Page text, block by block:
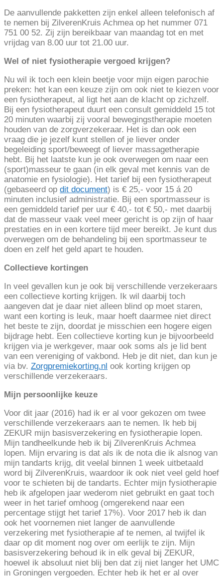
De aanvullende pakketten zijn enkel alleen telefonisch af
te nemen bij ZilverenKruis Achmea op het nummer 071
751 00 52. Zij zijn bereikbaar van maandag tot en met
vrijdag van 8.00 uur tot 21.00 uur.
Wel of niet fysiotherapie vergoed krijgen?
Nu wil ik toch een klein beetje voor mijn eigen parochie
preken: het kan een keuze zijn om ook niet te kiezen voor
een fysiotherapeut, al ligt het aan de klacht op zichzelf.
Bij een fysiotherapeut duurt een consult gemiddeld 15 tot
20 minuten waarbij zij vooral bewegingstherapie moeten
houden van de zorgverzekeraar. Het is dan ook een
vraag die je jezelf kunt stellen of je liever onder
begeleiding sport/beweegt of liever massagetherapie
hebt. Bij het laatste kun je ook overwegen om naar een
(sport)masseur te gaan (in elk geval met kennis van de
anatomie en fysiologie). Het tarief bij een fysiotherapeut
(gebaseerd op dit document) is € 25,- voor 15 á 20
minuten inclusief administratie. Bij een sportmasseur is
een gemiddeld tarief per uur € 40,- tot € 50,- met daarbij
dat de masseur vaak veel meer gericht is op zijn of haar
prestaties en in een kortere tijd meer bereikt. Je kunt dus
overwegen om de behandeling bij een sportmasseur te
doen en zelf het geld apart te houden.
Collectieve kortingen
In veel gevallen kun je ook bij verschillende verzekeraars
een collectieve korting krijgen. Ik wil daarbij toch
aangeven dat je daar niet alleen blind op moet staren,
want een korting is leuk, maar hoeft daarmee niet direct
het beste te zijn, doordat je misschien een hogere eigen
bijdrage hebt. Een collectieve korting kun je bijvoorbeeld
krijgen via je werkgever, maar ook soms als je lid bent
van een vereniging of vakbond. Heb je dit niet, dan kun je
via bv. Zorgpremiekorting.nl ook korting krijgen op
verschillende verzekeraars.
Mijn persoonlijke keuze
Voor dit jaar (2016) had ik er al voor gekozen om twee
verschillende verzekeraars aan te nemen. Ik heb bij
ZEKUR mijn basisverzekering en fysiotherapie lopen.
Mijn tandheelkunde heb ik bij ZilverenKruis Achmea
lopen. Mijn ervaring is dat als ik de nota die ik alsnog van
mijn tandarts krijg, dit veelal binnen 1 week uitbetaald
word bij ZilverenKruis, waardoor ik ook niet veel geld hoef
voor te schieten bij de tandarts. Echter mijn fysiotherapie
heb ik afgelopen jaar wederom niet gebruikt en gaat toch
weer in het tarief omhoog (omgerekend naar een
percentage stijgt het tarief 17%). Voor 2017 heb ik dan
ook het voornemen niet langer de aanvullende
verzekering met fysiotherapie af te nemen, al twijfel ik
daar op dit moment nog over om eerlijk te zijn. Mijn
basisverzekering behoud ik in elk geval bij ZEKUR,
hoewel ik absoluut niet blij ben dat zij niet langer het UMC
in Groningen vergoeden. Echter heb ik het er al over